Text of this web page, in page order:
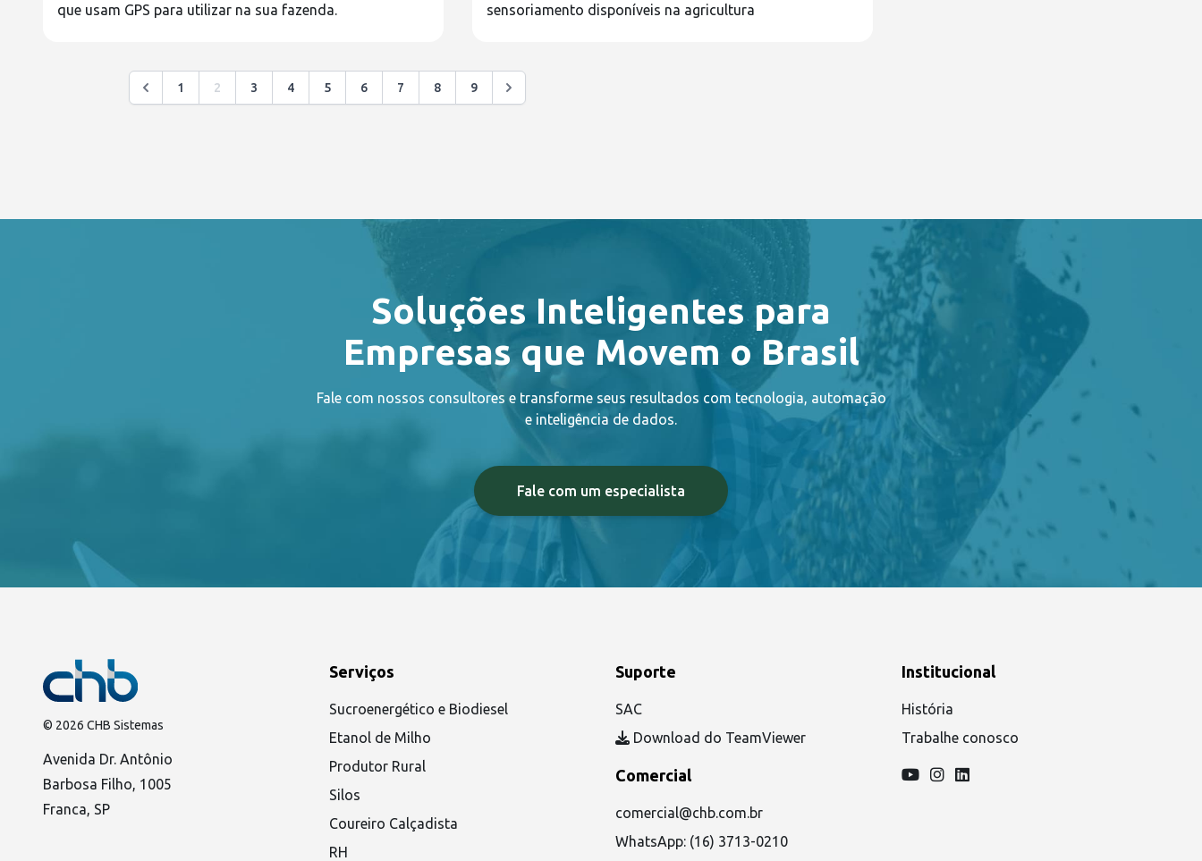
que usam GPS para utilizar na sua fazenda.
sensoriamento disponíveis na agricultura
1 2 3 4 5 6 7 8 9
Soluções Inteligentes para
Empresas que Movem o Brasil
Fale com nossos consultores e transforme seus resultados com tecnologia, automação
e inteligência de dados.
Fale com um especialista
© 2026 CHB Sistemas
Avenida Dr. Antônio
Barbosa Filho, 1005
Franca, SP
Serviços
Sucroenergético e Biodiesel
Etanol de Milho
Produtor Rural
Silos
Coureiro Calçadista
RH
Suporte
SAC
Download do TeamViewer
Comercial
comercial@chb.com.br
WhatsApp: (16) 3713-0210
Institucional
História
Trabalhe conosco